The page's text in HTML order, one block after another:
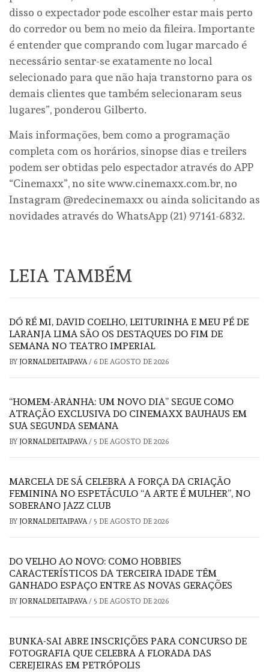
disso o expectador pode escolher estar mais perto
do corredor ou bem no meio da fileira. Importante
é entender que comprando com lugar marcado é
necessário sentar-se exatamente no local
selecionado para que não haja transtorno para os
demais clientes que também selecionaram seus
lugares”, ponderou Gilberto.
Mais informações, bem como a programação
completa com os horários, sinopse dias e treilers
podem ser obtidas pelo espectador através do APP
“Cinemaxx”, no site www.cinemaxx.com.br, no
Instagram @redecinemaxx ou ainda solicitando as
novidades através do WhatsApp (21) 97141-6832.
LEIA TAMBÉM
DÓ RÉ MI, DAVID COELHO, LEITURINHA E MEU PÉ DE
LARANJA LIMA SÃO OS DESTAQUES DO FIM DE
SEMANA NO TEATRO IMPERIAL
BY JORNALDEITAIPAVA/ 6 DE AGOSTO DE 2026
“HOMEM-ARANHA: UM NOVO DIA” SEGUE COMO
ATRAÇÃO EXCLUSIVA DO CINEMAXX BAUHAUS EM
SUA SEGUNDA SEMANA
BY JORNALDEITAIPAVA/ 5 DE AGOSTO DE 2026
MARCELA DE SÁ CELEBRA A FORÇA DA CRIAÇÃO
FEMININA NO ESPETÁCULO “A ARTE É MULHER”, NO
SOBERANO JAZZ CLUB
BY JORNALDEITAIPAVA/ 5 DE AGOSTO DE 2026
DO VELHO AO NOVO: COMO HOBBIES
CARACTERÍSTICOS DA TERCEIRA IDADE TÊM
GANHADO ESPAÇO ENTRE AS NOVAS GERAÇÕES
BY JORNALDEITAIPAVA/ 5 DE AGOSTO DE 2026
BUNKA-SAI ABRE INSCRIÇÕES PARA CONCURSO DE
FOTOGRAFIA QUE CELEBRA A FLORADA DAS
CEREJEIRAS EM PETRÓPOLIS